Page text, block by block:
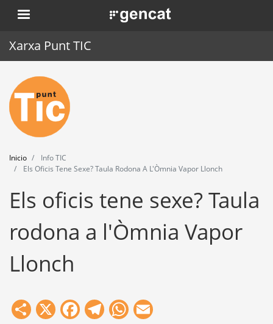
Pasar
al
. Obre en una nova finestra.
Xarxa Punt TIC
Inicio
Punt TIC
Actualidad
Agenda
Formación
Herramientas
Inicio
Info TIC
Els Oficis Tene Sexe? Taula Rodona A L'Òmnia Vapor Llonch
Els oficis tene sexe? Taula
rodona a l'Òmnia Vapor
Llonch
Share
X Facebook
Telegram
WhatsApp